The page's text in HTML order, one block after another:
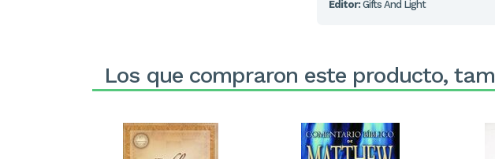
Editor: Gifts And Light
Los que compraron este producto,